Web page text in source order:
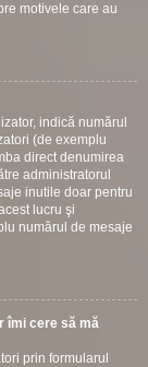
motivele care au
indică numărul
(de exemplu
direct denumirea
administratorul
inutile doar pentru
lucru şi
numărul de mesaje
îmi cere să mă
prin formularul